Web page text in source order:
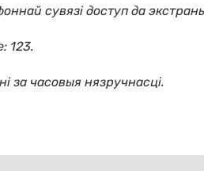
сувязі доступ да
123.
за часовыя нязручнасці.